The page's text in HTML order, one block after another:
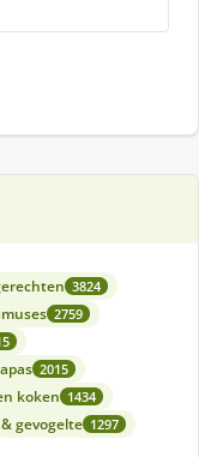
3824
2759
2015
koken 1434
gevogelte 1297